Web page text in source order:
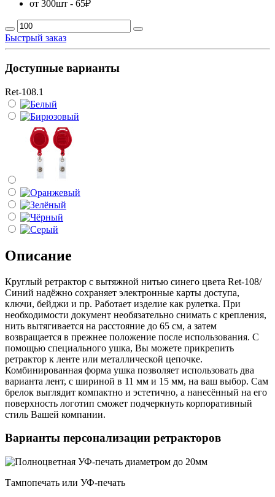
от 300шт - 65₽
Быстрый заказ
Доступные варианты
Ret-108.1
Описание
Круглый ретрактор с вытяжной нитью синего цвета Ret-108/
Синий надёжно сохраняет электронные карты доступа,
ключи, бейджи и пр. Работает изделие как рулетка. При
необходимости документ необязательно снимать с крепления,
нить вытягивается на расстояние до 65 см, а затем
возвращается в прежнее положение после использования. С
помощью специального ушка, Вы можете прикрепить
ретрактор к ленте или металлической цепочке.
Комбинированная форма ушка позволяет использовать два
варианта лент, с шириной в 11 мм и 15 мм, на ваш выбор. Сам
брелок выглядит компактно и эстетично, а нанесённый на его
поверхность логотип сможет подчеркнуть корпоративный
стиль Вашей компании.
Варианты персонализации ретракторов
Тампопечать или УФ-печать